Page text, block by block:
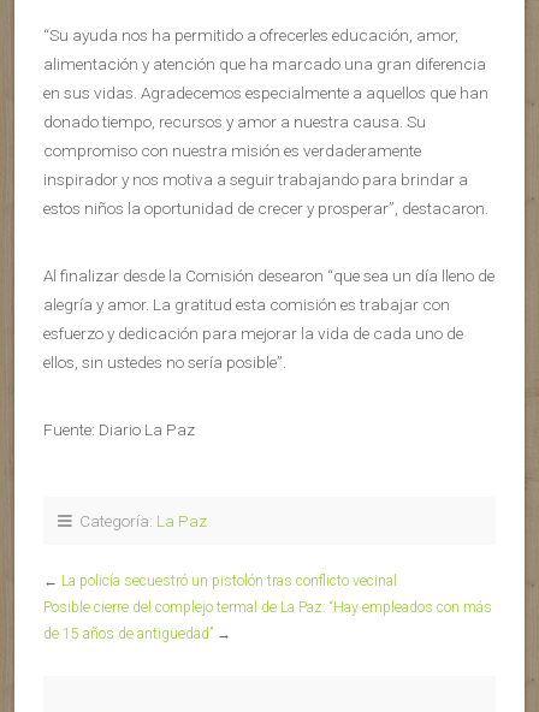
“Su ayuda nos ha permitido a ofrecerles educación, amor,
alimentación y atención que ha marcado una gran diferencia
en sus vidas. Agradecemos especialmente a aquellos que han
donado tiempo, recursos y amor a nuestra causa. Su
compromiso con nuestra misión es verdaderamente
inspirador y nos motiva a seguir trabajando para brindar a
estos niños la oportunidad de crecer y prosperar”, destacaron.
Al finalizar desde la Comisión desearon “que sea un día lleno de
alegría y amor. La gratitud esta comisión es trabajar con
esfuerzo y dedicación para mejorar la vida de cada uno de
ellos, sin ustedes no sería posible”.
Fuente: Diario La Paz
Categoría: La Paz
← La policía secuestró un pistolón tras conflicto vecinal
Posible cierre del complejo termal de La Paz: “Hay empleados con más
de 15 años de antigüedad” →